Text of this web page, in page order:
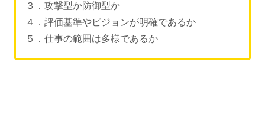
３．攻撃型か防御型か
４．評価基準やビジョンが明確であるか
５．仕事の範囲は多様であるか